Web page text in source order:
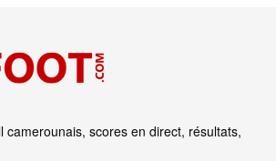
camerounais, scores en direct, résultats,